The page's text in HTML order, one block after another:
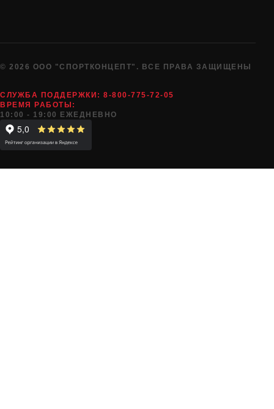
© 2026 ООО "СПОРТКОНЦЕПТ". ВСЕ ПРАВА ЗАЩИЩЕНЫ
СЛУЖБА ПОДДЕРЖКИ: 8-800-775-72-05
ВРЕМЯ РАБОТЫ:
10:00 - 19:00 ЕЖЕДНЕВНО